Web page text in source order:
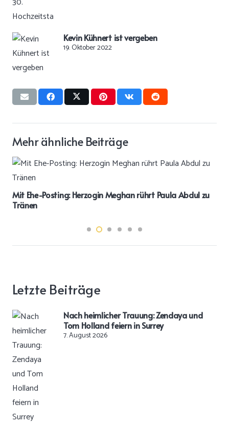
Kevin Kühnert ist vergeben
19. Oktober 2022
Mehr ähnliche Beiträge
Mit Ehe-Posting: Herzogin Meghan rührt Paula Abdul zu
Tränen
Letzte Beiträge
Nach heimlicher Trauung: Zendaya und
Tom Holland feiern in Surrey
7. August 2026